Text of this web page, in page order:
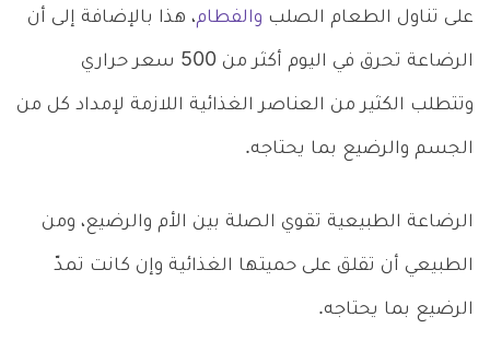
على تناول الطعام الصلب والفطام، هذا بالإضافة إلى أن
الرضاعة تحرق في اليوم أكثر من 500 سعر حراري
وتتطلب الكثير من العناصر الغذائية اللازمة لإمداد كل من
الجسم والرضيع بما يحتاجه.
الرضاعة الطبيعية تقوي الصلة بين الأم والرضيع، ومن
الطبيعي أن تقلق على حميتها الغذائية وإن كانت تمدّ
الرضيع بما يحتاجه.